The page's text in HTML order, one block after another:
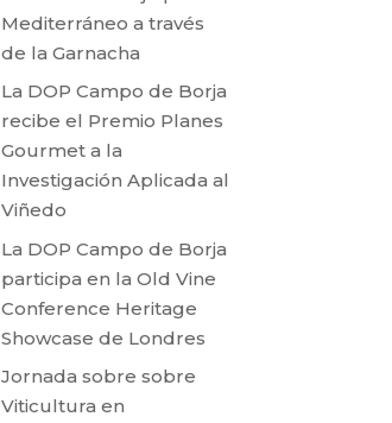
Mediterráneo a través
de la Garnacha
La DOP Campo de Borja
recibe el Premio Planes
Gourmet a la
Investigación Aplicada al
Viñedo
La DOP Campo de Borja
participa en la Old Vine
Conference Heritage
Showcase de Londres
Jornada sobre sobre
Viticultura en